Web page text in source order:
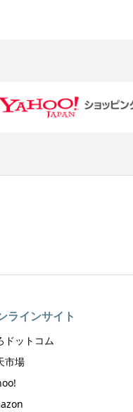
ラインサイト
ドットコム
市場